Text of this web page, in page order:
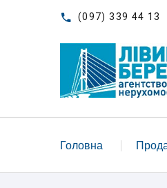
(097) 339 44 13
Головна